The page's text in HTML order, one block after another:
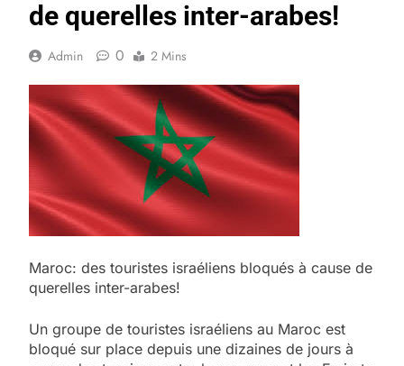
de querelles inter-arabes!
Admin 0 2 Mins
Maroc: des touristes israéliens bloqués à cause de
querelles inter-arabes!
Un groupe de touristes israéliens au Maroc est
bloqué sur place depuis une dizaines de jours à